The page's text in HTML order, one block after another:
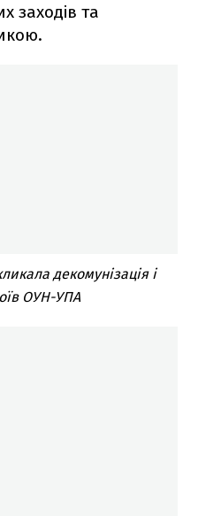
заходів та
декомунізація і
ОУН-УПА